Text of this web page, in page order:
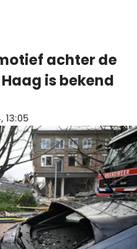
achter de
is bekend
13:05